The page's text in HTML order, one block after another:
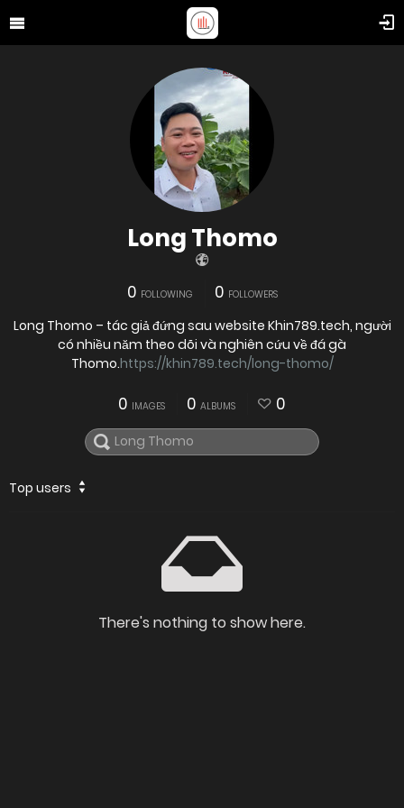
Long Thomo
0 FOLLOWING 0 FOLLOWERS
Long Thomo – tác giả đứng sau website Khin789.tech, người
có nhiều năm theo dõi và nghiên cứu về đá gà
Thomo.https://khin789.tech/long-thomo/
0 IMAGES 0 ALBUMS 0
Top users
There's nothing to show here.